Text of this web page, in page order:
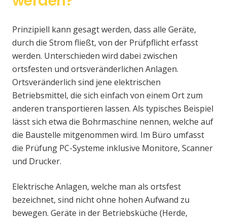
Prinzipiell kann gesagt werden, dass alle Geräte,
durch die Strom fließt, von der Prüfpflicht erfasst
werden. Unterschieden wird dabei zwischen
ortsfesten und ortsveränderlichen Anlagen.
Ortsveränderlich sind jene elektrischen
Betriebsmittel, die sich einfach von einem Ort zum
anderen transportieren lassen. Als typisches Beispiel
lässt sich etwa die Bohrmaschine nennen, welche auf
die Baustelle mitgenommen wird. Im Büro umfasst
die Prüfung PC-Systeme inklusive Monitore, Scanner
und Drucker.
Elektrische Anlagen, welche man als ortsfest
bezeichnet, sind nicht ohne hohen Aufwand zu
bewegen. Geräte in der Betriebsküche (Herde,